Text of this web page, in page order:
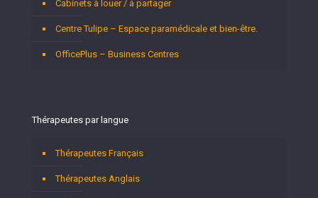
Cabinets à louer / à partager
Centre Tulipe – Espace paramédicale et bien-être.
OfficePlus – Business Centres
Thérapeutes par langue
Thérapeutes Français
Thérapeutes Anglais